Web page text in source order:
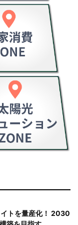
トを量産化！ 2030